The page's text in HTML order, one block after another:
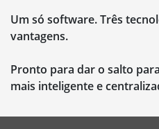
Um só software. Três
vantagens.
Pronto para dar o salto
mais inteligente e